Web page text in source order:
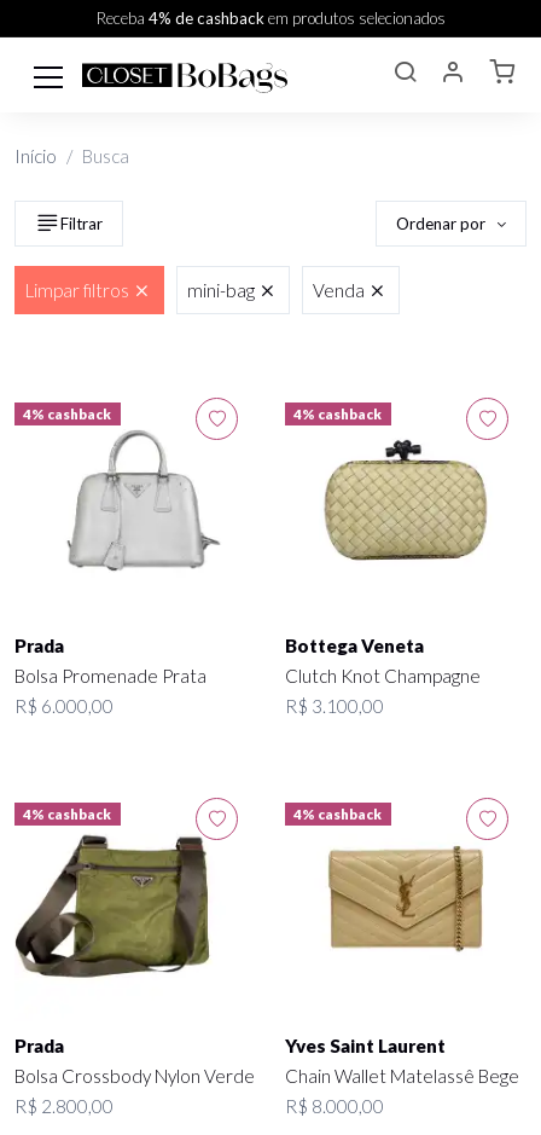
Receba 4% de cashbackem produtos selecionados
Início Busca
Filtrar Ordenar por
Limpar filtros mini-bag Venda
4% cashback
Prada
Bolsa Promenade Prata
R$ 6.000,00
4% cashback
Bottega Veneta
Clutch Knot Champagne
R$ 3.100,00
4% cashback
Prada
Bolsa Crossbody Nylon Verde
R$ 2.800,00
4% cashback
Yves Saint Laurent
Chain Wallet Matelassê Bege
R$ 8.000,00